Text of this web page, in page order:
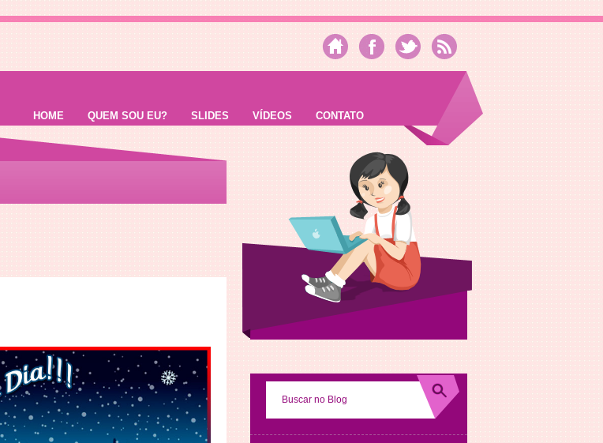
HOME QUEM SOU EU? SLIDES VÍDEOS CONTATO